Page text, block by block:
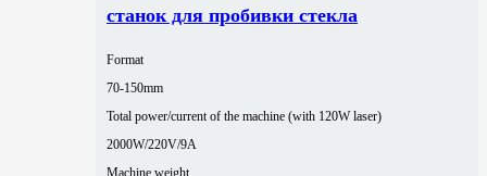
станок для пробивки стекла
Format
70-150mm
Total power/current of the machine (with 120W laser)
2000W/220V/9A